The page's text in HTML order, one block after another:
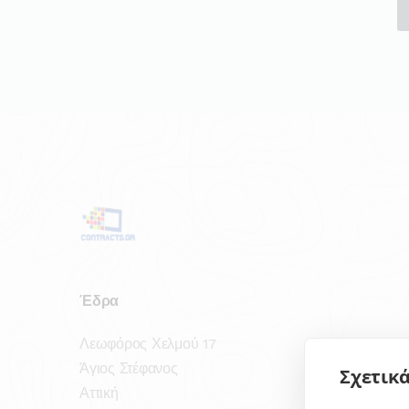
Έδρα
Λεωφόρος Χελμού 17
Άγιος Στέφανος
Αττική